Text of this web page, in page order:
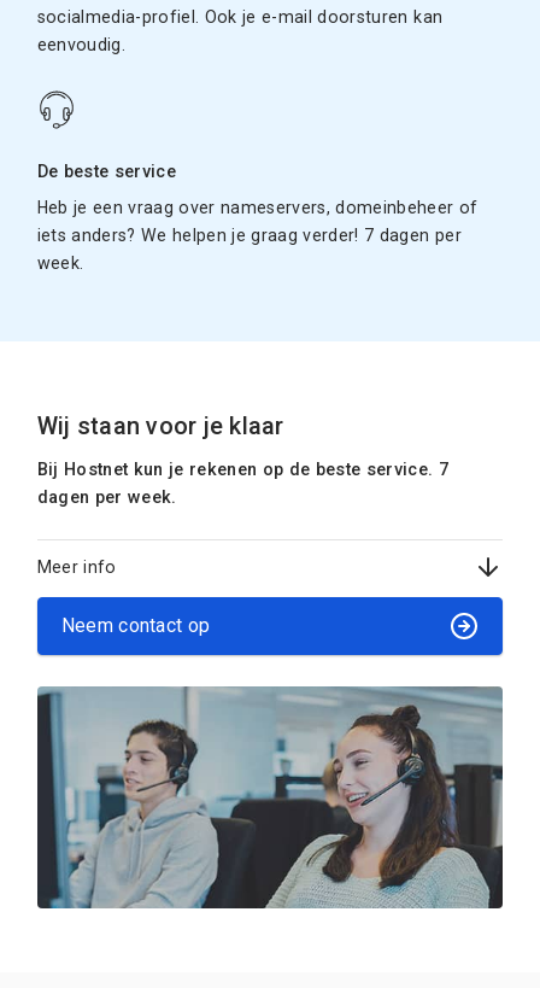
socialmedia-profiel. Ook je e-mail doorsturen kan
eenvoudig.
De beste service
Heb je een vraag over nameservers, domeinbeheer of
iets anders? We helpen je graag verder! 7 dagen per
week.
Wij staan voor je klaar
Bij Hostnet kun je rekenen op de beste service. 7
dagen per week.
Meer info
Neem contact op